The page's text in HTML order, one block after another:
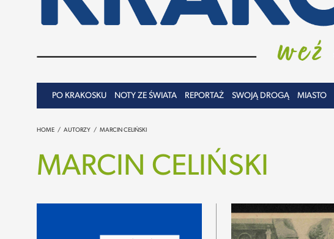
PO KRAKOSKU NOTY ZE ŚWIATA REPORTAŻ SWOJĄ DROGĄ MIASTO
HOME / AUTORZY / MARCIN CELIŃSKI
MARCIN CELIŃSKI